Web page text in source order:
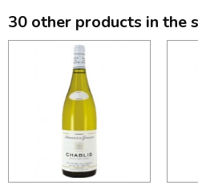
30 other products in the